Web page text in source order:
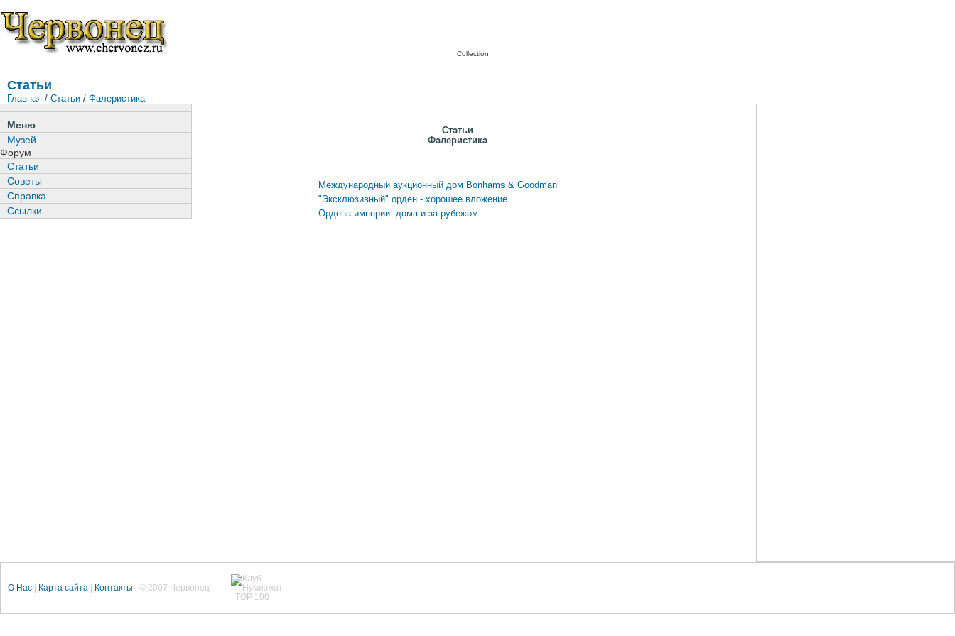
Collection
Статьи
Главная / Статьи / Фалеристика
Меню
Музей
Форум
Статьи
Советы
Справка
Ссылки
Статьи
Фалеристика
Международный аукционный дом Bonhams & Goodman
"Эксклюзивный" орден - хорошее вложение
Ордена империи: дома и за рубежом
О Нас Карта сайта Контакты | © 2007 Червонец